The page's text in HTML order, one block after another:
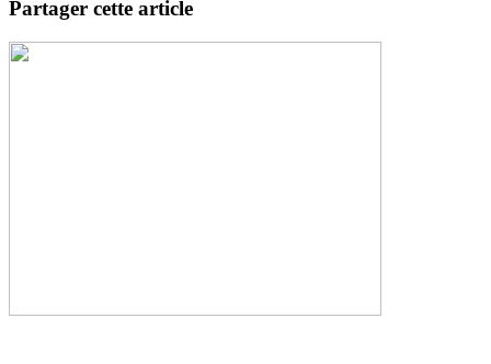
Partager cette article